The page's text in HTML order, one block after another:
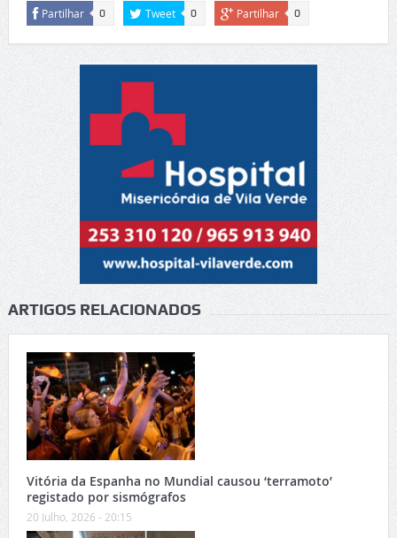
Partilhar 0 Tweet 0 Partilhar 0
ARTIGOS RELACIONADOS
Vitória da Espanha no Mundial causou ‘terramoto’
registado por sismógrafos
20 Julho, 2026 - 20:15